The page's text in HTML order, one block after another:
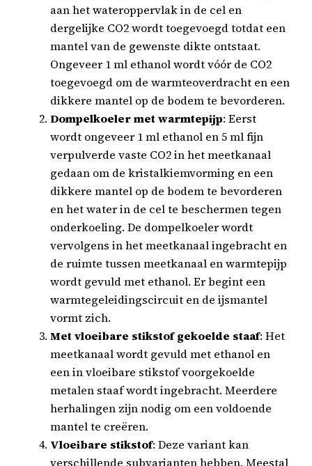
aan het wateroppervlak in de cel en
dergelijke CO2 wordt toegevoegd totdat een
mantel van de gewenste dikte ontstaat.
Ongeveer 1 ml ethanol wordt vóór de CO2
toegevoegd om de warmteoverdracht en een
dikkere mantel op de bodem te bevorderen.
Dompelkoeler met warmtepijp: Eerst
wordt ongeveer 1 ml ethanol en 5 ml fijn
verpulverde vaste CO2 in het meetkanaal
gedaan om de kristalkiemvorming en een
dikkere mantel op de bodem te bevorderen
en het water in de cel te beschermen tegen
onderkoeling. De dompelkoeler wordt
vervolgens in het meetkanaal ingebracht en
de ruimte tussen meetkanaal en warmtepijp
wordt gevuld met ethanol. Er begint een
warmtegeleidingscircuit en de ijsmantel
vormt zich.
Met vloeibare stikstof gekoelde staaf: Het
meetkanaal wordt gevuld met ethanol en
een in vloeibare stikstof voorgekoelde
metalen staaf wordt ingebracht. Meerdere
herhalingen zijn nodig om een voldoende
mantel te creëren.
Vloeibare stikstof: Deze variant kan
verschillende subvarianten hebben. Meestal